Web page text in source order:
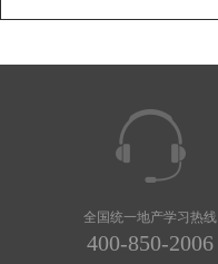
全国统一地产学习热线
400-850-2006